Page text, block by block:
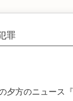
罪
夕方のニュース『